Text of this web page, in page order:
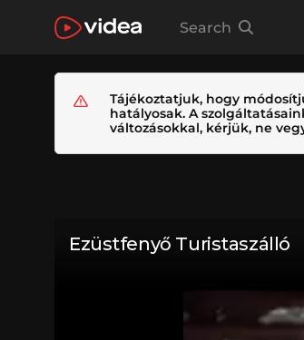
Search
Tájékoztatjuk, hogy
hatályosak. A
változásokkal, kérjük, ne